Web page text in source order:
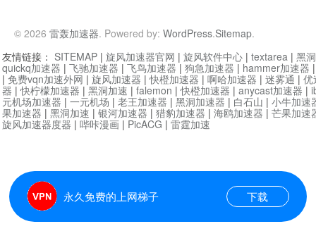
© 2026 雷轰加速器. Powered by: WordPress.Sitemap.
永久免费的上网梯子 下载
友情链接： SITEMAP | 旋风加速器官网 | 旋风软件中心 | textarea | 黑
quickq加速器 | 飞驰加速器 | 飞鸟加速器 | 狗急加速器 | hammer加速器
| 免费vqn加速外网 | 旋风加速器 |快橙加速器 | 啊哈加速器 | 迷雾通 | 优
器 |快柠檬加速器 | 黑洞加速 | falemon |快橙加速器 | anycast加速器 |
元机场加速器 | 一元机场 | 老王加速器 | 黑洞加速器 | 白石山 | 小牛加速
果加速器 | 黑洞加速 | 银河加速器 | 猎豹加速器 | 海鸥加速器 | 芒果加速
旋风加速器度器 | 哔咔漫画 | PicACG | 雷霆加速